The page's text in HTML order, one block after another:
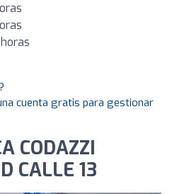
cuenta gratis para gestionar
CODAZZI
CALLE 13